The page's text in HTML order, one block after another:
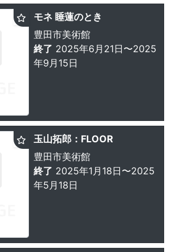
モネ 睡蓮のとき
豊田市美術館
終了 2025年6月21日〜2025
年9月15日
玉山拓郎：FLOOR
豊田市美術館
終了 2025年1月18日〜2025
年5月18日